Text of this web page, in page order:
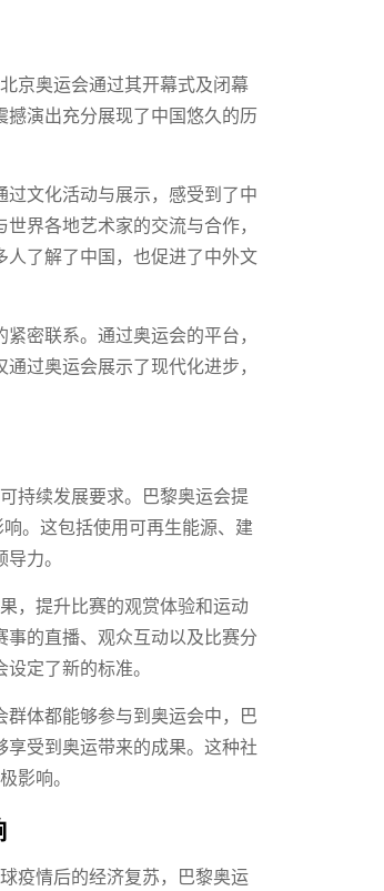
京奥运会通过其开幕式及闭幕
演出充分展现了中国悠久的历
文化活动与展示，感受到了中
界各地艺术家的交流与合作，
了解了中国，也促进了中外文
密联系。通过奥运会的平台，
过奥运会展示了现代化进步，
持续发展要求。巴黎奥运会提
。这包括使用可再生能源、建
力。
，提升比赛的观赏体验和运动
的直播、观众互动以及比赛分
定了新的标准。
体都能够参与到奥运会中，巴
受到奥运带来的成果。这种社
影响。
疫情后的经济复苏，巴黎奥运